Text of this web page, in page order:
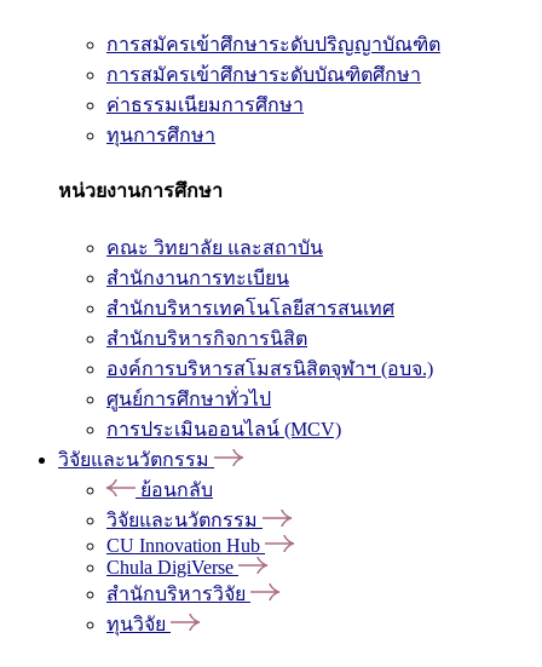
การสมัครเข้าศึกษาระดับปริญญาบัณฑิต
การสมัครเข้าศึกษาระดับบัณฑิตศึกษา
ค่าธรรมเนียมการศึกษา
ทุนการศึกษา
หน่วยงานการศึกษา
คณะ วิทยาลัย และสถาบัน
สำนักงานการทะเบียน
สำนักบริหารเทคโนโลยีสารสนเทศ
สำนักบริหารกิจการนิสิต
องค์การบริหารสโมสรนิสิตจุฬาฯ (อบจ.)
ศูนย์การศึกษาทั่วไป
การประเมินออนไลน์ (MCV)
วิจัยและนวัตกรรม
ย้อนกลับ
วิจัยและนวัตกรรม
CU Innovation Hub
Chula DigiVerse
สำนักบริหารวิจัย
ทุนวิจัย